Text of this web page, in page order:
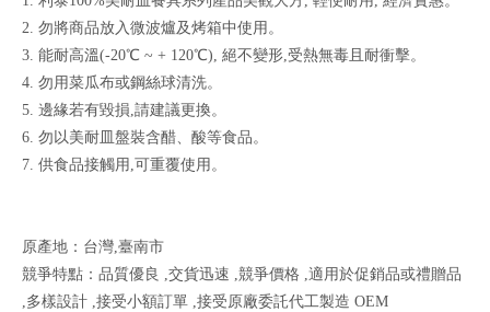
2. 勿將商品放入微波爐及烤箱中使用。
3. 能耐高溫(-20℃ ~ + 120℃), 絕不變形,受熱無毒且耐衝擊。
4. 勿用菜瓜布或鋼絲球清洗。
5. 邊緣若有毀損,請建議更換。
6. 勿以美耐皿盤裝含醋、酸等食品。
7. 供食品接觸用,可重覆使用。
原產地：台灣,臺南市
競爭特點：品質優良 ,交貨迅速 ,競爭價格 ,適用於促銷品或禮贈品
,多樣設計 ,接受小額訂單 ,接受原廠委託代工製造 OEM